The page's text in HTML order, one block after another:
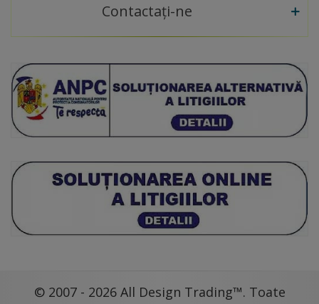
Contactați-ne
© 2007 - 2026 All Design Trading™. Toate